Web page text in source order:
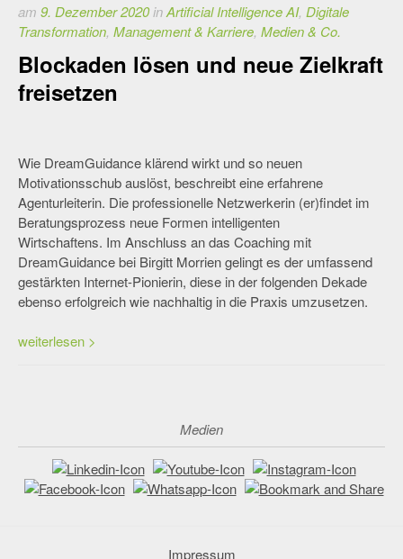
am 9. Dezember 2020inArtificial Intelligence AI, Digitale
Transformation, Management & Karriere, Medien & Co.
Blockaden lösen und neue Zielkraft
freisetzen
Wie DreamGuidance klärend wirkt und so neuen
Motivationsschub auslöst, beschreibt eine erfahrene
Agenturleiterin. Die professionelle Netzwerkerin (er)findet im
Beratungsprozess neue Formen intelligenten
Wirtschaftens. Im Anschluss an das Coaching mit
DreamGuidance bei Birgitt Morrien gelingt es der umfassend
gestärkten Internet-Pionierin, diese in der folgenden Dekade
ebenso erfolgreich wie nachhaltig in die Praxis umzusetzen.
weiterlesen >
Medien
Impressum